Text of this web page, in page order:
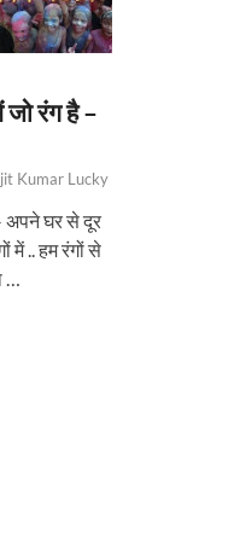
रंग है –
Kumar Lucky
अपने घर से दूर
में .. हम रंगों से
…